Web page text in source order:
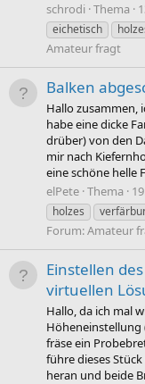
schrodi Thema
eichetisch
Amateur fragt
Balken
Hallo zusammen,
habe eine dicke
drüber) von den
mir nach
eine schöne helle
elPete Thema
holzes
Forum:Amateur
Einstellen
virtuellen
Hallo, da ich mal
Höheneinstellung
fräse ein
führe dieses
heran und beide